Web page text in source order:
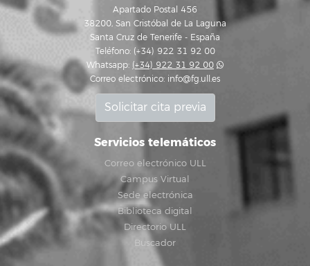
Apartado Postal 456
38200, San Cristóbal de La Laguna
Santa Cruz de Tenerife - España
Teléfono: (+34) 922 31 92 00
Whatsapp: (+34) 922 31 92 00
Correo electrónico: info@fg.ull.es
Solicitar cita previa
Servicios telemáticos
Correo electrónico ULL
Campus Virtual
Sede electrónica
Biblioteca digital
Directorio ULL
Buscador